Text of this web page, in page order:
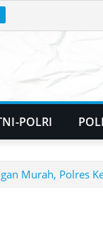
POLRI
Murah, Polres